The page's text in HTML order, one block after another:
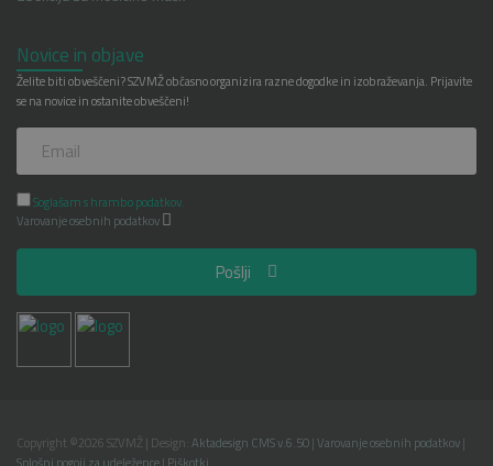
Novice in objave
Želite biti obveščeni? SZVMŽ občasno organizira razne dogodke in izobraževanja. Prijavite
se na novice in ostanite obveščeni!
Soglašam s hrambo podatkov.
Varovanje osebnih podatkov
Pošlji
Copyright ©2026 SZVMŽ | Design: Aktadesign CMS v.6.50|Varovanje osebnih podatkov|